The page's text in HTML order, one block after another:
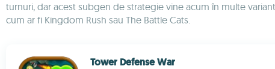
turnuri, dar acest subgen de strategie vine acum în multe
cum ar fi Kingdom Rush sau The Battle Cats.
Tower Defense War